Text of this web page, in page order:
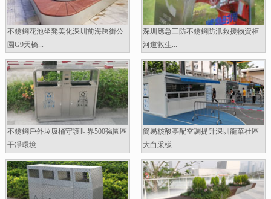
不銹鋼花池坐凳美化深圳前海跨街公
園G9天橋...
深圳應急三防不銹鋼防汛救援物資柜
河道救生...
不銹鋼戶外垃圾桶守護世界500強園區
干凈環境...
簡易核酸亭配空調提升深圳龍華社區
大白采樣...